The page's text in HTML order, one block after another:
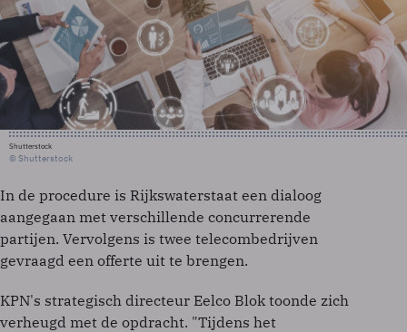
Shutterstock
© Shutterstock
In de procedure is Rijkswaterstaat een dialoog
aangegaan met verschillende concurrerende
partijen. Vervolgens is twee telecombedrijven
gevraagd een offerte uit te brengen.
KPN's strategisch directeur Eelco Blok toonde zich
verheugd met de opdracht. "Tijdens het